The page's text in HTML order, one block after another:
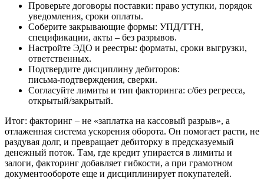
Проверьте договоры поставки: право уступки, порядок
уведомления, сроки оплаты.
Соберите закрывающие формы: УПД/ТТН,
спецификации, акты – без разрывов.
Настройте ЭДО и реестры: форматы, сроки выгрузки,
ответственных.
Подтвердите дисциплину дебиторов:
письма‑подтверждения, сверки.
Согласуйте лимиты и тип факторинга: с/без регресса,
открытый/закрытый.
Итог: факторинг – не «заплатка на кассовый разрыв», а
отлаженная система ускорения оборота. Он помогает расти, не
раздувая долг, и превращает дебиторку в предсказуемый
денежный поток. Там, где кредит упирается в лимиты и
залоги, факторинг добавляет гибкости, а при грамотном
документообороте еще и дисциплинирует покупателей.